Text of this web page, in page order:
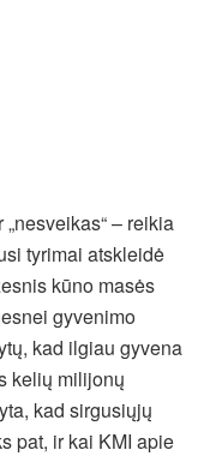
– reikia
tyrimai atskleidė
kūno masės
gyvenimo
kad ilgiau gyvena
kelių milijonų
kad sirgusiųjų
pat, ir kai KMI apie